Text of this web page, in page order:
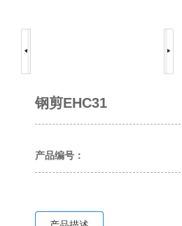
钢剪EHC31
产品编号：